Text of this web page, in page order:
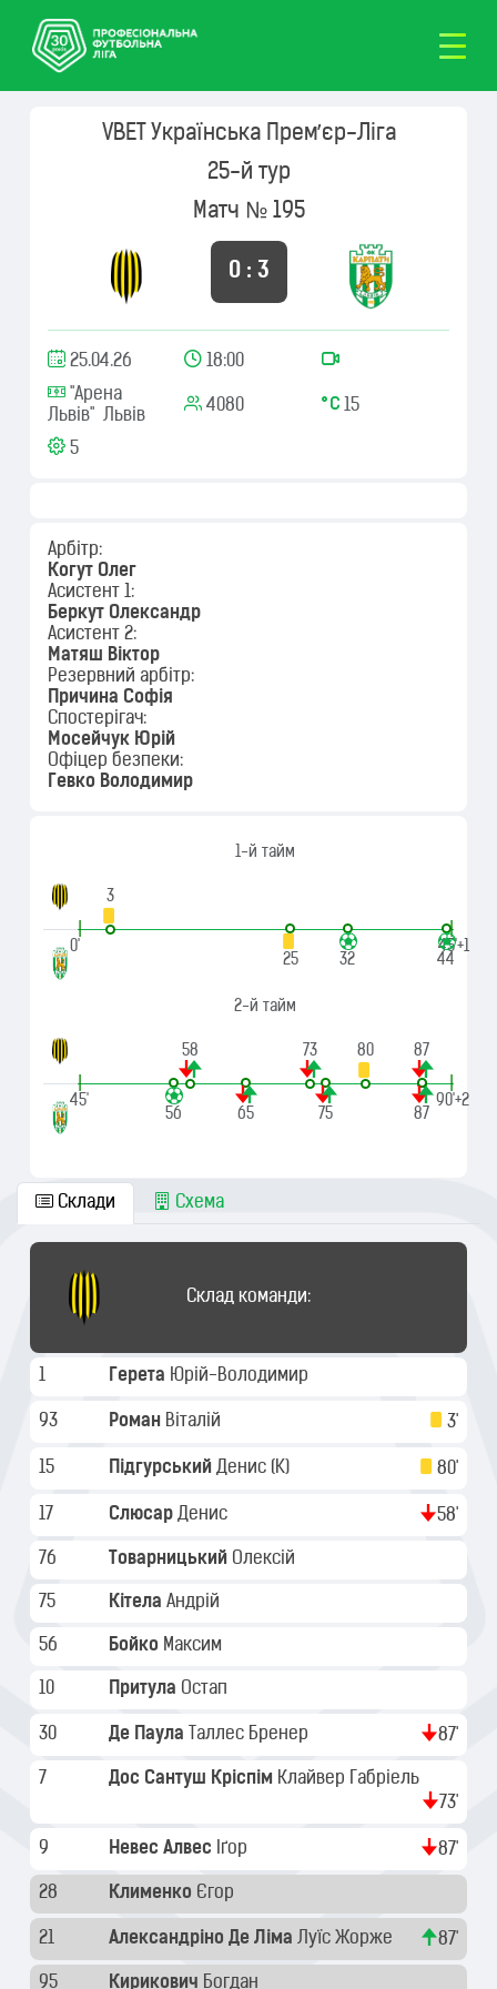
VBET Українська Премʼєр-Ліга
25-й тур
Матч № 195
0 : 3
25.04.26
18:00
"Арена
Львів" Львів
4080 15
5
Арбітр:
Когут Олег
Асистент 1:
Беркут Олександр
Асистент 2:
Матяш Віктор
Резервний арбітр:
Причина Софія
Спостерігач:
Мосейчук Юрій
Офіцер безпеки:
Гевко Володимир
1-й тайм
3
|
0'
25
32 44
|
45'+1
2-й тайм
58 73 80 87
|
45'
56
65 75 87
|
90'+2
Склади Схема
Склад команди:
1 Герета Юрій-Володимир
93 Роман Віталій 3'
15 Підгурський Денис (K) 80'
17 Слюсар Денис 58'
76 Товарницький Олексій
75 Кітела Андрій
56 Бойко Максим
10 Притула Остап
30 Де Паула Таллес Бренер 87'
7 Дос Сантуш Кріспім Клайвер Габріель
73'
9 Невес Алвес Іґор 87'
28 Клименко Єгор
21 Александріно Де Ліма Луїс Жорже 87'
95 Кирикович Богдан